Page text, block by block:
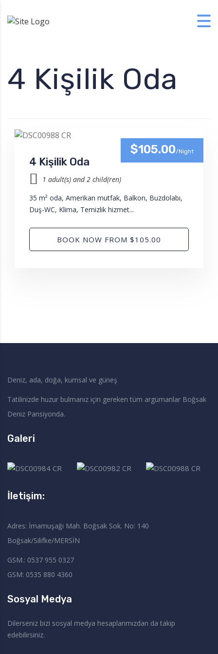
4 Kişilik Oda
$105.00/Night
4 Kişilik Oda
1 adult(s) and 2 child(ren)
35 m² oda, Amerikan mutfak, Balkon, Buzdolabı,
Duş-WC, Klima, Temizlik hizmet...
BOOK NOW FROM $105.00
Deniz, ada, doğa, kumsal ve güneş
Tatilinizde huzur bulmanız için gereken tüm argümanlar Boğsak
Deniz Pansiyonda.
Galeri
İletişim:
Adres: İmamuşağı Mah. Boğsak Sok. No: 140
Boğsak/Silifke/MERSİN
GSM.: 0537 955 0327
GSM: 0535 880 4360
Sosyal Medya
Dilerseniz bizi sosyal medya hesaplarımızdan da takip
edebilirsiniz.